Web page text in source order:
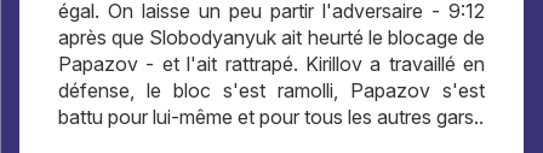
égal. On laisse un peu partir l'adversaire - 9:12
après que Slobodyanyuk ait heurté le blocage de
Papazov - et l'ait rattrapé. Kirillov a travaillé en
défense, le bloc s'est ramolli, Papazov s'est
battu pour lui-même et pour tous les autres gars..